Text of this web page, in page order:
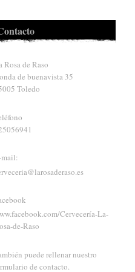
Rosa de Raso
de buenavista 35
Toledo
Cervecería-La-
de-Raso
puede rellenar nuestro
de contacto.